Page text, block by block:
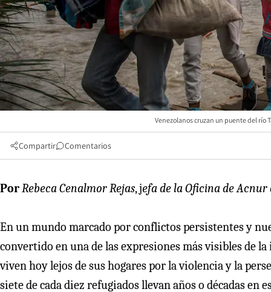
Venezolanos cruzan un puente del río
Compartir Comentarios
PorRebeca Cenalmor Rejas, jefa de la Oficina de Acnur
En un mundo marcado por conflictos persistentes y
convertido en una de las expresiones más visibles de
viven hoy lejos de sus hogares por la violencia y la
siete de cada diez refugiados llevan años o décadas